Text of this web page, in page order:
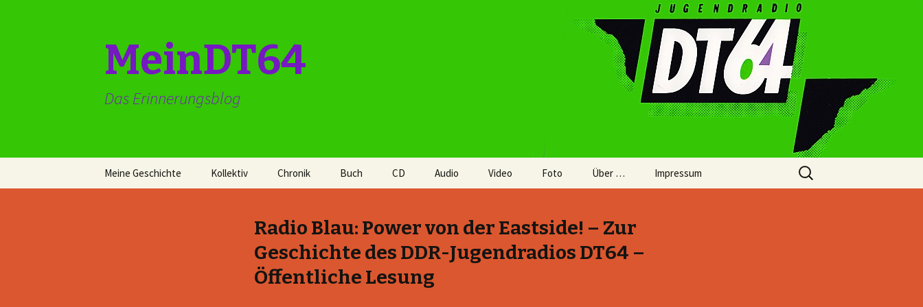
MeinDT64
Das Erinnerungsblog
Meine Geschichte Kollektiv Chronik Buch CD Audio Video Foto Über … Impressum
Suchen
nach:
Radio Blau: Power von der Eastside! – Zur
Geschichte des DDR-Jugendradios DT64 –
Öffentliche Lesung